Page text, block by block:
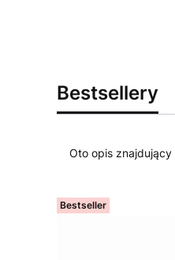
Bestsellery
Oto opis znajdujący
Bestseller